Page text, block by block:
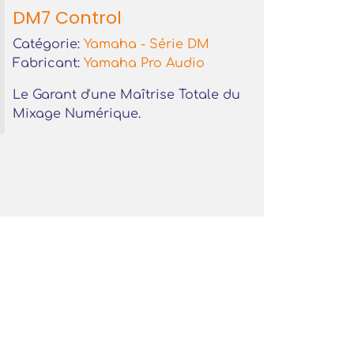
DM7 Control
Catégorie: Yamaha - Série DM
Fabricant: Yamaha Pro Audio
Le Garant d'une Maîtrise Totale du
Mixage Numérique.